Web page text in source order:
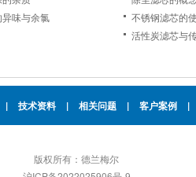
味与余氯
不锈钢滤芯的
活性炭滤芯与
| 技术资料 | 相关问题 | 客户案例 |
版权所有：德兰梅尔